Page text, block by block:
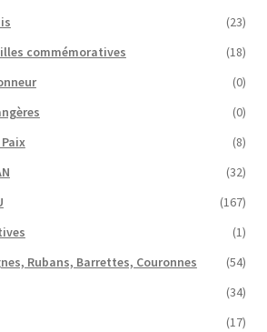
(23)
commémoratives
(18)
(0)
(0)
(8)
(32)
(167)
(1)
Rubans, Barrettes, Couronnes
(54)
(34)
(17)